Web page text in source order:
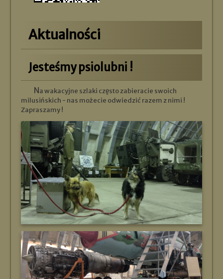
Aktualności
Jesteśmy psiolubni !
Na wakacyjne szlaki często zabieracie swoich
milusińskich - nas możecie odwiedzić razem z nimi !
Zapraszamy !